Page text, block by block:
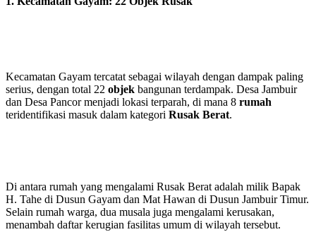
Kecamatan Gayam tercatat sebagai wilayah dengan dampak paling
serius, dengan total 22 objek bangunan terdampak. Desa Jambuir
dan Desa Pancor menjadi lokasi terparah, di mana 8 rumah
teridentifikasi masuk dalam kategori Rusak Berat.
Di antara rumah yang mengalami Rusak Berat adalah milik Bapak
H. Tahe di Dusun Gayam dan Mat Hawan di Dusun Jambuir Timur.
Selain rumah warga, dua musala juga mengalami kerusakan,
menambah daftar kerugian fasilitas umum di wilayah tersebut.